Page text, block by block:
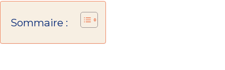
Sommaire :